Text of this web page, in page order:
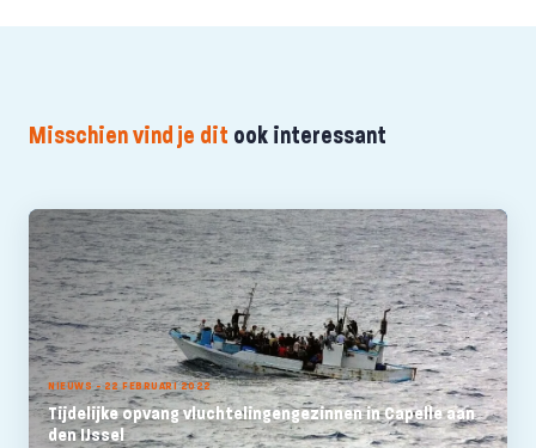
Misschien vind je dit ook interessant
NIEUWS - 22 FEBRUARI 2022
Tijdelijke opvang vluchtelingengezinnen in Capelle aan
den IJssel